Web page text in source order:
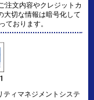
注文内容やクレジットカ
大切な情報は暗号化して
ております。
ィマネジメントシステ